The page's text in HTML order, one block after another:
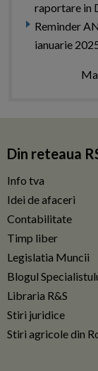
raportare in
Reminder
ianuarie
Din reteaua
Info tva
Idei de afaceri
Contabilitate
Timp liber
Legislatia Muncii
Blogul
Libraria R&S
Stiri juridice
Stiri agricole din